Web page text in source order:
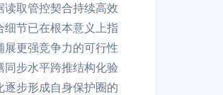
取管控契合持续高效
节已在根本意义上指
更强竞争力的可行性
步水平跨推结构化验
步形成自身保护圈的